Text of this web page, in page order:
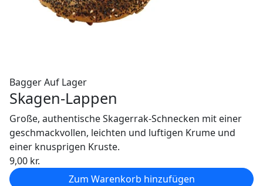
BaggerAuf Lager
Skagen-Lappen
Große, authentische Skagerrak-Schnecken mit einer
geschmackvollen, leichten und luftigen Krume und
einer knusprigen Kruste.
9,00 kr.
Zum Warenkorb hinzufügen